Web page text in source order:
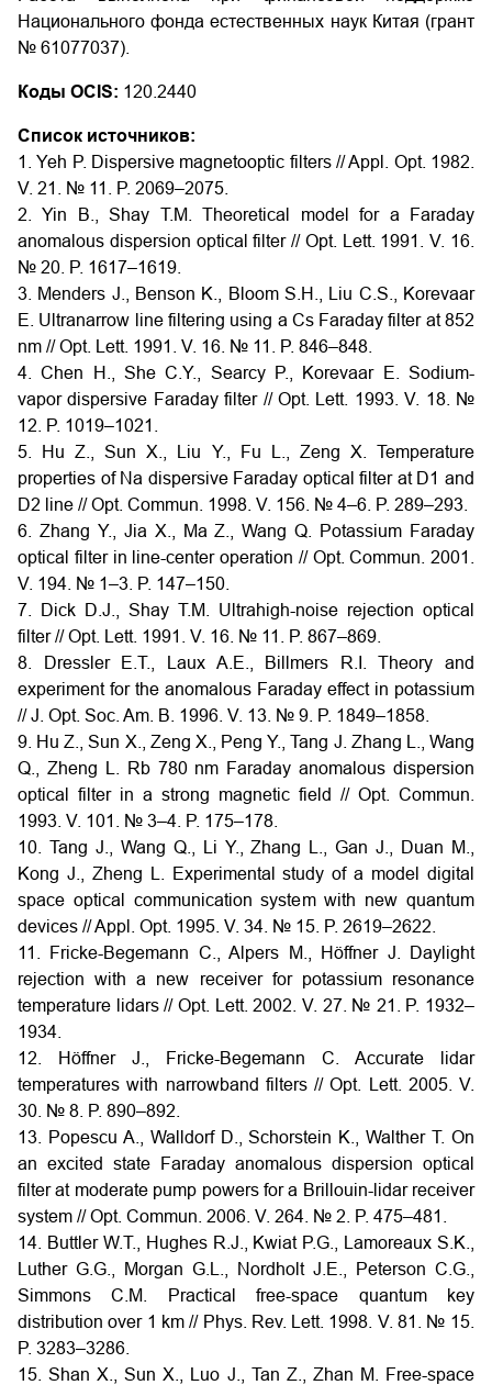
Национального фонда естественных наук Китая (грант
№ 61077037).
Коды OCIS: 120.2440
Список источников:
1. Yeh P. Dispersive magnetooptic filters // Appl. Opt. 1982.
V. 21. № 11. P. 2069–2075.
2. Yin B., Shay T.M. Theoretical model for a Faraday
anomalous dispersion optical filter // Opt. Lett. 1991. V. 16.
№ 20. P. 1617–1619.
3. Menders J., Benson K., Bloom S.H., Liu C.S., Korevaar
E. Ultranarrow line filtering using a Cs Faraday filter at 852
nm // Opt. Lett. 1991. V. 16. № 11. P. 846–848.
4. Chen H., She C.Y., Searcy P., Korevaar E. Sodium-
vapor dispersive Faraday filter // Opt. Lett. 1993. V. 18. №
12. P. 1019–1021.
5. Hu Z., Sun X., Liu Y., Fu L., Zeng X. Temperature
properties of Na dispersive Faraday optical filter at D1 and
D2 line // Opt. Commun. 1998. V. 156. № 4–6. P. 289–293.
6. Zhang Y., Jia X., Ma Z., Wang Q. Potassium Faraday
optical filter in line-center operation // Opt. Commun. 2001.
V. 194. № 1–3. P. 147–150.
7. Dick D.J., Shay T.M. Ultrahigh-noise rejection optical
filter // Opt. Lett. 1991. V. 16. № 11. P. 867–869.
8. Dressler E.T., Laux A.E., Billmers R.I. Theory and
experiment for the anomalous Faraday effect in potassium
// J. Opt. Soc. Am. B. 1996. V. 13. № 9. P. 1849–1858.
9. Hu Z., Sun X., Zeng X., Peng Y., Tang J. Zhang L., Wang
Q., Zheng L. Rb 780 nm Faraday anomalous dispersion
optical filter in a strong magnetic field // Opt. Commun.
1993. V. 101. № 3–4. P. 175–178.
10. Tang J., Wang Q., Li Y., Zhang L., Gan J., Duan M.,
Kong J., Zheng L. Experimental study of a model digital
space optical communication system with new quantum
devices // Appl. Opt. 1995. V. 34. № 15. P. 2619–2622.
11. Fricke-Begemann C., Alpers M., Höffner J. Daylight
rejection with a new receiver for potassium resonance
temperature lidars // Opt. Lett. 2002. V. 27. № 21. P. 1932–
1934.
12. Höffner J., Fricke-Begemann C. Accurate lidar
temperatures with narrowband filters // Opt. Lett. 2005. V.
30. № 8. P. 890–892.
13. Popescu A., Walldorf D., Schorstein K., Walther T. On
an excited state Faraday anomalous dispersion optical
filter at moderate pump powers for a Brillouin-lidar receiver
system // Opt. Commun. 2006. V. 264. № 2. P. 475–481.
14. Buttler W.T., Hughes R.J., Kwiat P.G., Lamoreaux S.K.,
Luther G.G., Morgan G.L., Nordholt J.E., Peterson C.G.,
Simmons C.M. Practical free-space quantum key
distribution over 1 km // Phys. Rev. Lett. 1998. V. 81. № 15.
P. 3283–3286.
15. Shan X., Sun X., Luo J., Tan Z., Zhan M. Free-space